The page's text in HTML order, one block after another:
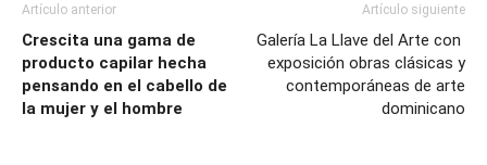
Artículo anterior
Crescita una gama de
producto capilar hecha
pensando en el cabello de
la mujer y el hombre
Artículo siguiente
Galería La Llave del Arte con
exposición obras clásicas y
contemporáneas de arte
dominicano